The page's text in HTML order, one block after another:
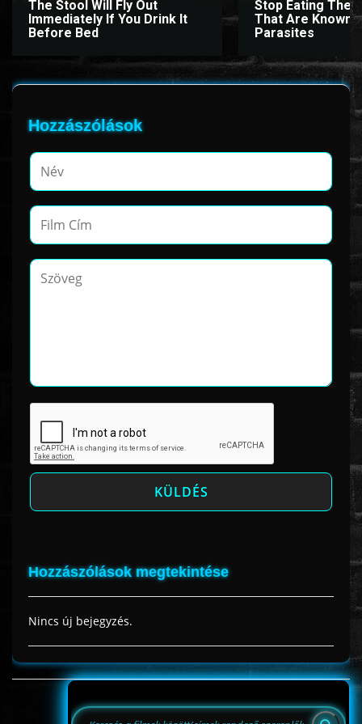
www.onlinefilmvilag2.eu,Copyright © 2017-2026 Az oldal nem tárol
semmilyen jogsértő tartalmat. Minden adat külső forrásból származik |
The Stool Will Fly Out
Immediately If You Drink It
Before Bed
Stop Eating
That Are Known
Parasites
Hozzászólások
Hozzászólások megtekintése
Nincs új bejegyzés.